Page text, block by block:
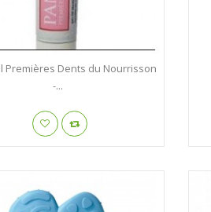
Premières Dents du Nourrisson
-...